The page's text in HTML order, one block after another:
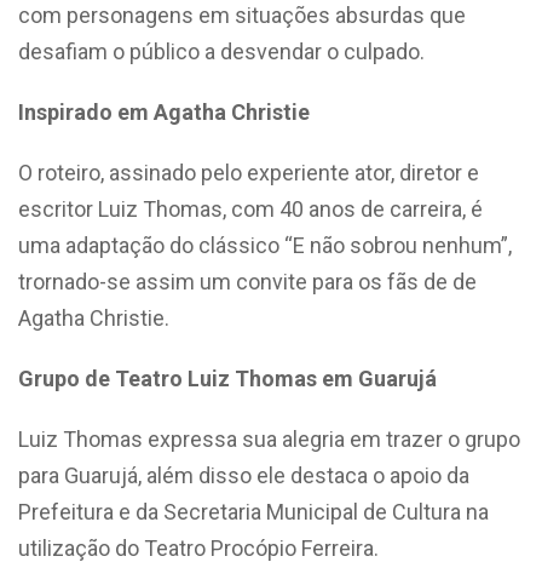
com personagens em situações absurdas que
desafiam o público a desvendar o culpado.
Inspirado em Agatha Christie
O roteiro, assinado pelo experiente ator, diretor e
escritor Luiz Thomas, com 40 anos de carreira, é
uma adaptação do clássico “E não sobrou nenhum”,
trornado-se assim um convite para os fãs de de
Agatha Christie.
Grupo de Teatro Luiz Thomas em Guarujá
Luiz Thomas expressa sua alegria em trazer o grupo
para Guarujá, além disso ele destaca o apoio da
Prefeitura e da Secretaria Municipal de Cultura na
utilização do Teatro Procópio Ferreira.